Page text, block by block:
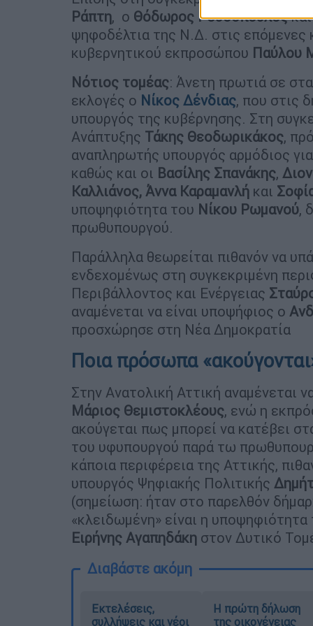
Ράπτη, ο Θόδωρος Ρουσόπουλος
ψηφοδέλτια της Ν.Δ. στις επόμενες
κυβερνητικού εκπροσώπου Παύλου
Νότιος τομέας: Άνετη πρωτιά σε
εκλογές ο Νίκος Δένδιας, που στις
υπουργός της κυβέρνησης. Στη
Ανάπτυξης Τάκης Θεοδωρικάκος,
αναπληρωτής υπουργός αρμόδιος
καθώς και οι Βασίλης Σπανάκης,
Καλλιάνος, Άννα Καραμανλή και
υποψηφιότητα του Νίκου Ρωμανού,
πρωθυπουργού.
Παράλληλα θεωρείται πιθανόν να
ενδεχομένως στη συγκεκριμένη
Περιβάλλοντος και Ενέργειας
αναμένεται να είναι υποψήφιος ο
προσχώρησε στη Νέα Δημοκρατία
Ποια πρόσωπα
Στην Ανατολική Αττική αναμένεται
Μάριος Θεμιστοκλέους, ενώ η
ακούγεται πως μπορεί να κατέβει
του υφυπουργού παρά τω
κάποια περιφέρεια της Αττικής,
υπουργός Ψηφιακής Πολιτικής
(σημείωση: ήταν στο παρελθόν
«κλειδωμένη» είναι η
Ειρήνης Αγαπηδάκη στον Δυτικό
Διαβάστε ακόμη
Εκτελέσεις,
συλλήψεις και νέοι
Η πρώτη δήλωση
της οικογένειας